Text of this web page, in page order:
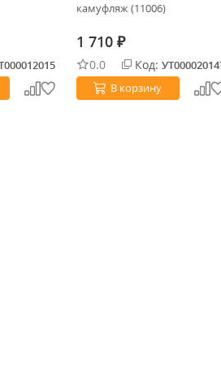
камуфляж (11006)
1 710 ₽
0.0 Код:
В корзину